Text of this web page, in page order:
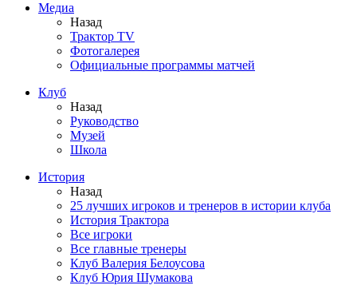
Медиа
Назад
Трактор TV
Фотогалерея
Официальные программы матчей
Клуб
Назад
Руководство
Музей
Школа
История
Назад
25 лучших игроков и тренеров в истории клуба
История Трактора
Все игроки
Все главные тренеры
Клуб Валерия Белоусова
Клуб Юрия Шумакова